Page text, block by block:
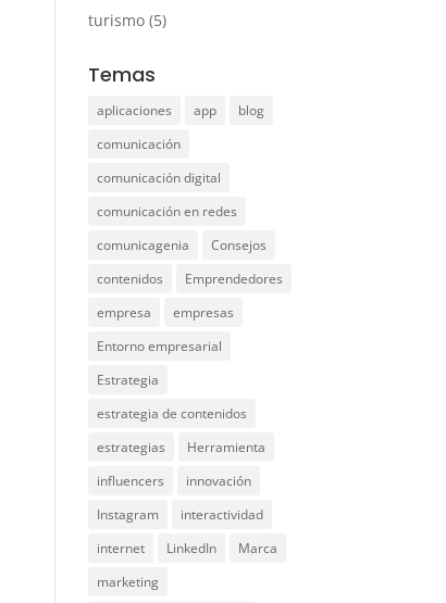
turismo (5)
Temas
aplicaciones app
blog
comunicación
comunicación digital
comunicación en redes
comunicagenia
Consejos
contenidos
Emprendedores
empresa
empresas
Entorno empresarial
Estrategia
estrategia de contenidos
estrategias
Herramienta
influencers
innovación
Instagram
interactividad
internet
LinkedIn
Marca
marketing